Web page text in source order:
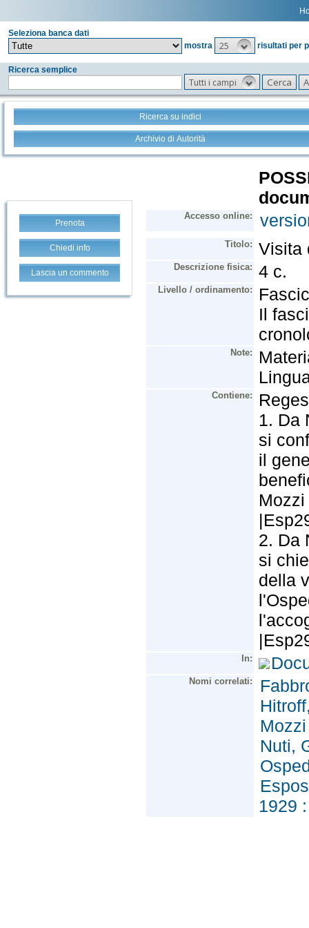
Seleziona banca dati
mostra
25 risultati per
Ricerca semplice
Tutti i campi
Ricerca su indici
Archivio di Autorità
Prenota
Chiedi info
Lascia un commento